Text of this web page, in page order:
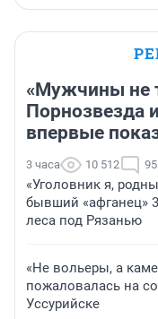
«Мужчины не
Порнозвезда
впервые
3 часа 10 512 95
«Уголовник я,
бывший «афганец»
леса под Рязанью
«Не вольеры, а
пожаловалась на
Уссурийске